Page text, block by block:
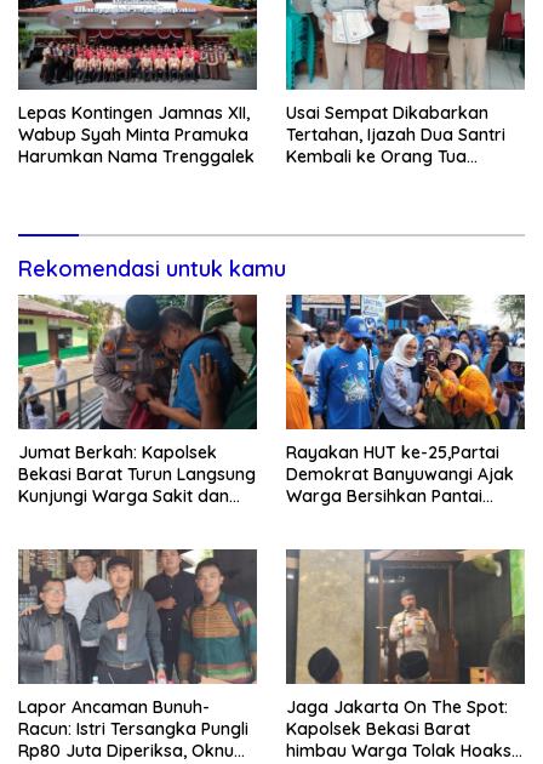
Lepas Kontingen Jamnas XII,
Wabup Syah Minta Pramuka
Harumkan Nama Trenggalek
Usai Sempat Dikabarkan
Tertahan, Ijazah Dua Santri
Kembali ke Orang Tua
Rekomendasi untuk kamu
Jumat Berkah: Kapolsek
Bekasi Barat Turun Langsung
Kunjungi Warga Sakit dan
Rayakan HUT ke-25,Partai
Demokrat Banyuwangi Ajak
Warga Bersihkan Pantai
Lapor Ancaman Bunuh-
Racun: Istri Tersangka Pungli
Rp80 Juta Diperiksa, Oknum
Jaga Jakarta On The Spot:
Kapolsek Bekasi Barat
himbau Warga Tolak Hoaks